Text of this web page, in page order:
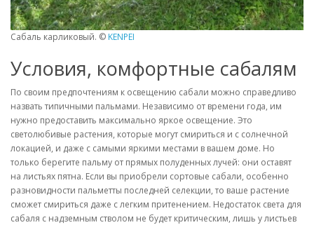
Сабаль карликовый. © KENPEI
Условия, комфортные сабалям
По своим предпочтениям к освещению сабали можно справедливо
назвать типичными пальмами. Независимо от времени года, им
нужно предоставить максимально яркое освещение. Это
светолюбивые растения, которые могут смириться и с солнечной
локацией, и даже с самыми яркими местами в вашем доме. Но
только берегите пальму от прямых полуденных лучей: они оставят
на листьях пятна. Если вы приобрели сортовые сабали, особенно
разновидности пальметты последней селекции, то ваше растение
сможет смириться даже с легким притенением. Недостаток света для
сабаля с надземным стволом не будет критическим, лишь у листьев